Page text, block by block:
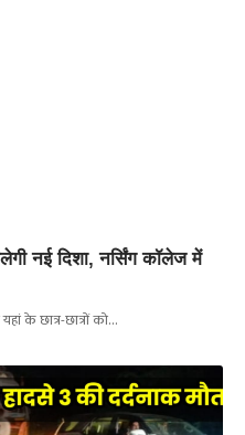
नई दिशा, नर्सिंग कॉलेज में
के छात्र-छात्रों को…